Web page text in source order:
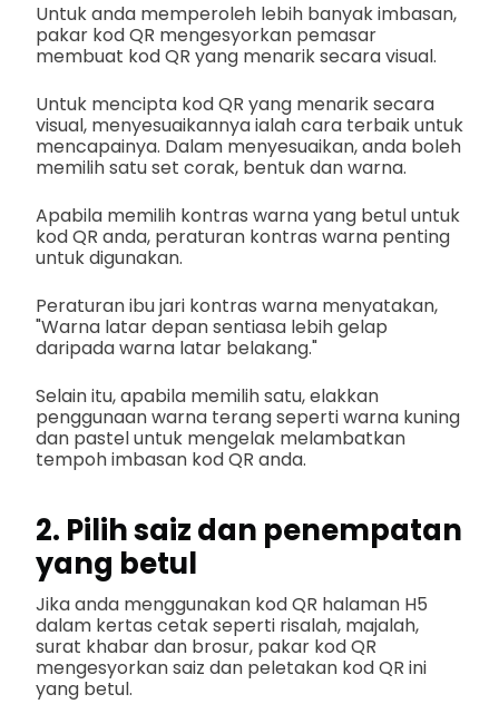
Untuk anda memperoleh lebih banyak imbasan,
pakar kod QR mengesyorkan pemasar
membuat kod QR yang menarik secara visual.
Untuk mencipta kod QR yang menarik secara
visual, menyesuaikannya ialah cara terbaik untuk
mencapainya. Dalam menyesuaikan, anda boleh
memilih satu set corak, bentuk dan warna.
Apabila memilih kontras warna yang betul untuk
kod QR anda, peraturan kontras warna penting
untuk digunakan.
Peraturan ibu jari kontras warna menyatakan,
"Warna latar depan sentiasa lebih gelap
daripada warna latar belakang."
Selain itu, apabila memilih satu, elakkan
penggunaan warna terang seperti warna kuning
dan pastel untuk mengelak melambatkan
tempoh imbasan kod QR anda.
2. Pilih saiz dan penempatan
yang betul
Jika anda menggunakan kod QR halaman H5
dalam kertas cetak seperti risalah, majalah,
surat khabar dan brosur, pakar kod QR
mengesyorkan saiz dan peletakan kod QR ini
yang betul.